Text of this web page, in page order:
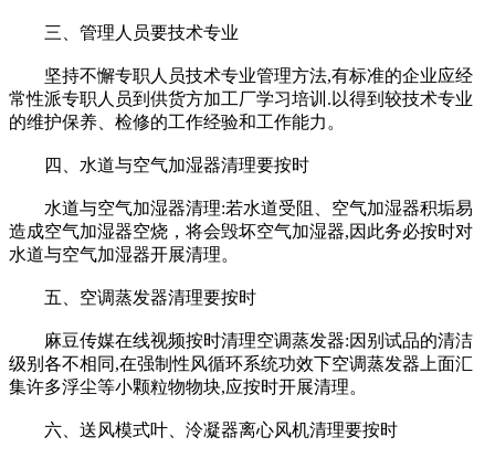
三、管理人员要技术专业
坚持不懈专职人员技术专业管理方法,有标准的企业应经
常性派专职人员到供货方加工厂学习培训.以得到较技术专业
的维护保养、检修的工作经验和工作能力。
四、水道与空气加湿器清理要按时
水道与空气加湿器清理:若水道受阻、空气加湿器积垢易
造成空气加湿器空烧，将会毁坏空气加湿器,因此务必按时对
水道与空气加湿器开展清理。
五、空调蒸发器清理要按时
麻豆传媒在线视频按时清理空调蒸发器:因别试品的清洁
级别各不相同,在强制性风循环系统功效下空调蒸发器上面汇
集许多浮尘等小颗粒物物块,应按时开展清理。
六、送风模式叶、泠凝器离心风机清理要按时